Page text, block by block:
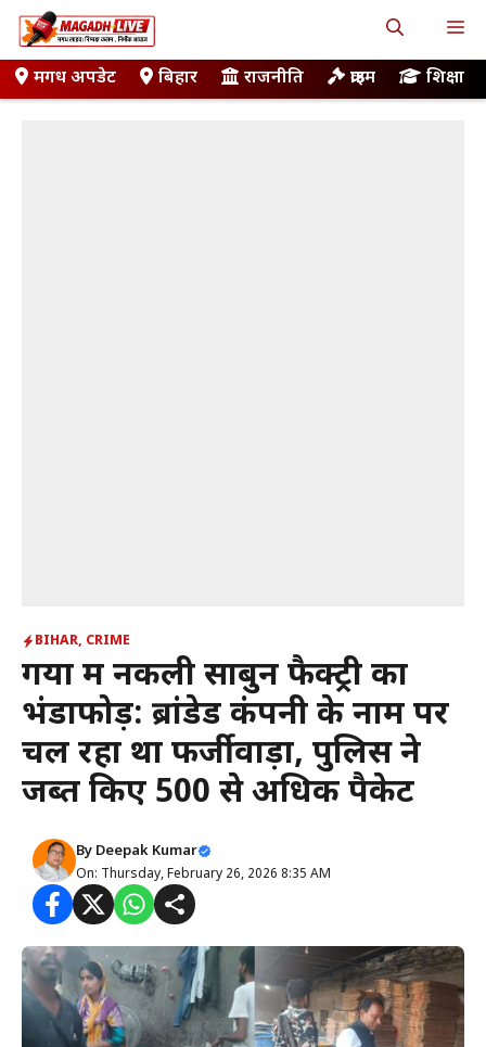
Skip
to
contentमगध अपडेट बिहार राजनीति क्राइम शिक्षा
BIHAR, CRIME
गया में नकली साबुन फैक्ट्री का
भंडाफोड़: ब्रांडेड कंपनी के नाम पर
चल रहा था फर्जीवाड़ा, पुलिस ने
जब्त किए 500 से अधिक पैकेट
By Deepak Kumar
On: Thursday, February 26, 2026 8:35 AM